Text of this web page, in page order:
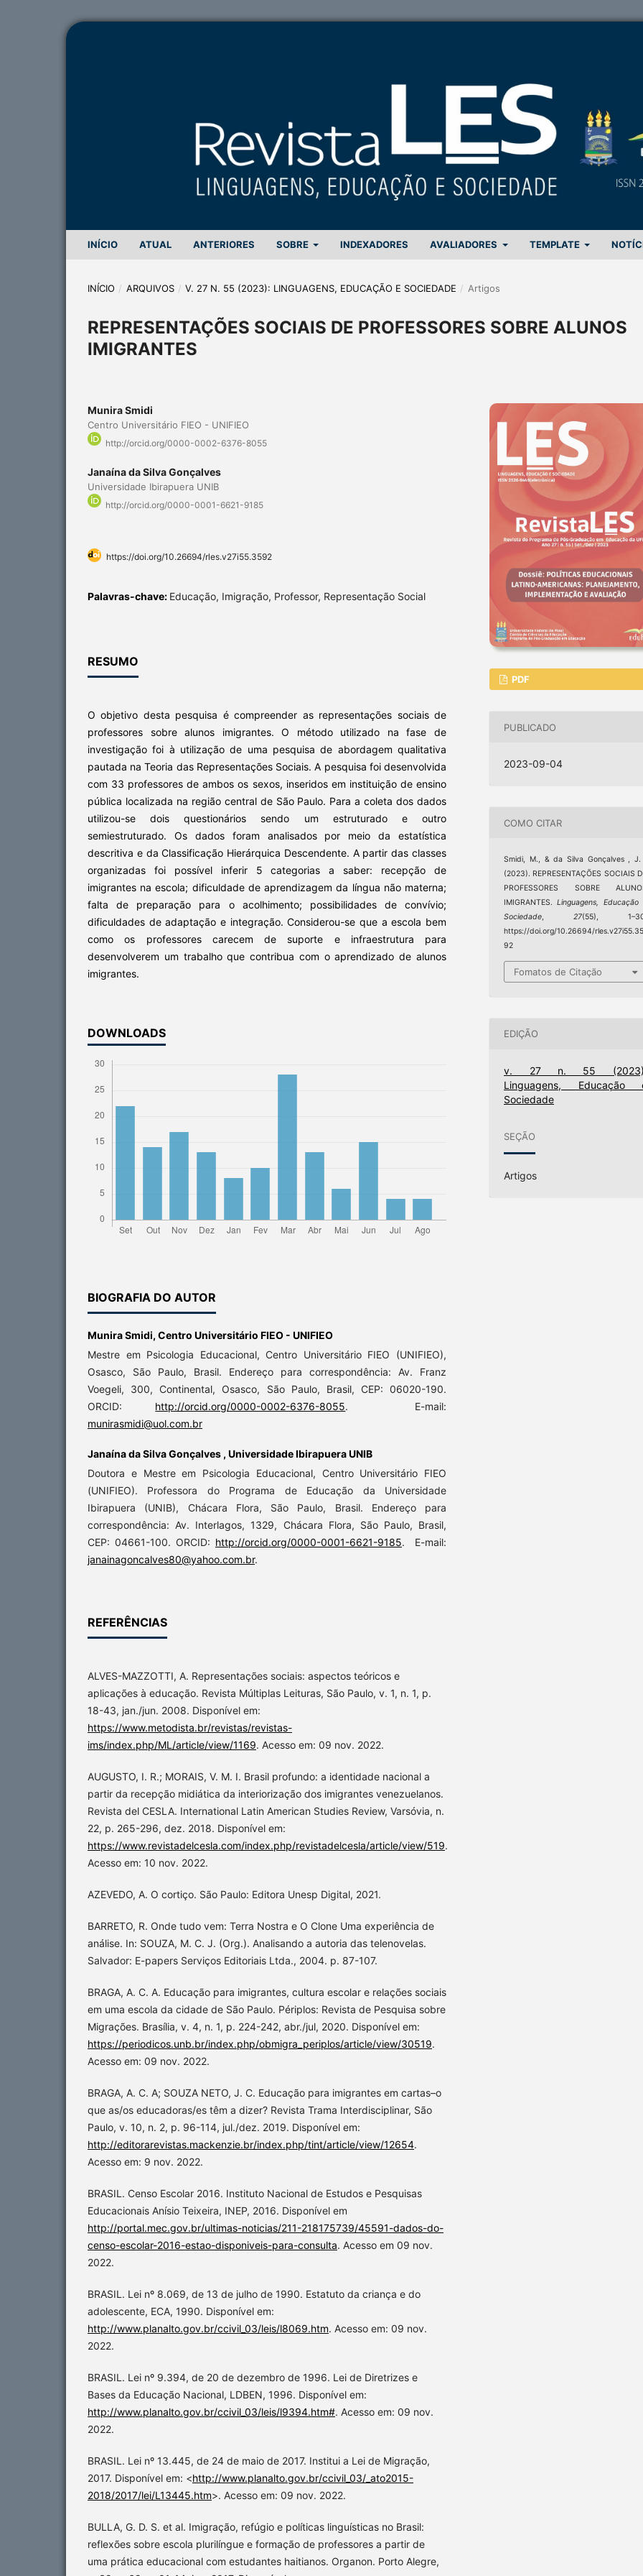
INÍCIO ATUAL ANTERIORES SOBRE INDEXADORES AVALIADORES TEMPLATE
INÍCIO / ARQUIVOS / V. 27 N. 55 (2023): LINGUAGENS, EDUCAÇÃO E SOCIEDADE / Artigos
REPRESENTAÇÕES SOCIAIS DE PROFESSORES SOBRE ALUNOS
IMIGRANTES
Munira Smidi
Centro Universitário FIEO - UNIFIEO
http://orcid.org/0000-0002-6376-8055
Janaína da Silva Gonçalves
Universidade Ibirapuera UNIB
http://orcid.org/0000-0001-6621-9185
https://doi.org/10.26694/rles.v27i55.3592
Palavras-chave: Educação, Imigração, Professor, Representação Social
RESUMO
O objetivo desta pesquisa é compreender as representações sociais de
professores sobre alunos imigrantes. O método utilizado na fase de
investigação foi à utilização de uma pesquisa de abordagem qualitativa
pautada na Teoria das Representações Sociais. A pesquisa foi desenvolvida
com 33 professores de ambos os sexos, inseridos em instituição de ensino
pública localizada na região central de São Paulo. Para a coleta dos dados
utilizou-se dois questionários sendo um estruturado e outro
semiestruturado. Os dados foram analisados por meio da estatística
descritiva e da Classificação Hierárquica Descendente. A partir das classes
organizadas foi possível inferir 5 categorias a saber: recepção de
imigrantes na escola; dificuldade de aprendizagem da língua não materna;
falta de preparação para o acolhimento; possibilidades de convívio;
dificuldades de adaptação e integração. Considerou-se que a escola bem
como os professores carecem de suporte e infraestrutura para
desenvolverem um trabalho que contribua com o aprendizado de alunos
imigrantes.
DOWNLOADS
BIOGRAFIA DO AUTOR
Munira Smidi, Centro Universitário FIEO - UNIFIEO
Mestre em Psicologia Educacional, Centro Universitário FIEO (UNIFIEO),
Osasco, São Paulo, Brasil. Endereço para correspondência: Av. Franz
Voegeli, 300, Continental, Osasco, São Paulo, Brasil, CEP: 06020-190.
ORCID: http://orcid.org/0000-0002-6376-8055. E-mail:
munirasmidi@uol.com.br
Janaína da Silva Gonçalves , Universidade Ibirapuera UNIB
Doutora e Mestre em Psicologia Educacional, Centro Universitário FIEO
(UNIFIEO). Professora do Programa de Educação da Universidade
Ibirapuera (UNIB), Chácara Flora, São Paulo, Brasil. Endereço para
correspondência: Av. Interlagos, 1329, Chácara Flora, São Paulo, Brasil,
CEP: 04661-100. ORCID: http://orcid.org/0000-0001-6621-9185. E-mail:
janainagoncalves80@yahoo.com.br.
REFERÊNCIAS
ALVES-MAZZOTTI, A. Representações sociais: aspectos teóricos e
aplicações à educação. Revista Múltiplas Leituras, São Paulo, v. 1, n. 1, p.
18-43, jan./jun. 2008. Disponível em:
https://www.metodista.br/revistas/revistas-
ims/index.php/ML/article/view/1169. Acesso em: 09 nov. 2022.
AUGUSTO, I. R.; MORAIS, V. M. I. Brasil profundo: a identidade nacional a
partir da recepção midiática da interiorização dos imigrantes venezuelanos.
Revista del CESLA. International Latin American Studies Review, Varsóvia, n.
22, p. 265-296, dez. 2018. Disponível em:
https://www.revistadelcesla.com/index.php/revistadelcesla/article/view/519.
Acesso em: 10 nov. 2022.
AZEVEDO, A. O cortiço. São Paulo: Editora Unesp Digital, 2021.
BARRETO, R. Onde tudo vem: Terra Nostra e O Clone Uma experiência de
análise. In: SOUZA, M. C. J. (Org.). Analisando a autoria das telenovelas.
Salvador: E-papers Serviços Editoriais Ltda., 2004. p. 87-107.
BRAGA, A. C. A. Educação para imigrantes, cultura escolar e relações sociais
em uma escola da cidade de São Paulo. Périplos: Revista de Pesquisa sobre
Migrações. Brasília, v. 4, n. 1, p. 224-242, abr./jul, 2020. Disponível em:
https://periodicos.unb.br/index.php/obmigra_periplos/article/view/30519.
Acesso em: 09 nov. 2022.
BRAGA, A. C. A; SOUZA NETO, J. C. Educação para imigrantes em cartas–o
que as/os educadoras/es têm a dizer? Revista Trama Interdisciplinar, São
Paulo, v. 10, n. 2, p. 96-114, jul./dez. 2019. Disponível em:
http://editorarevistas.mackenzie.br/index.php/tint/article/view/12654.
Acesso em: 9 nov. 2022.
BRASIL. Censo Escolar 2016. Instituto Nacional de Estudos e Pesquisas
Educacionais Anísio Teixeira, INEP, 2016. Disponível em
http://portal.mec.gov.br/ultimas-noticias/211-218175739/45591-dados-do-
censo-escolar-2016-estao-disponiveis-para-consulta. Acesso em 09 nov.
2022.
BRASIL. Lei nº 8.069, de 13 de julho de 1990. Estatuto da criança e do
adolescente, ECA, 1990. Disponível em:
http://www.planalto.gov.br/ccivil_03/leis/l8069.htm. Acesso em: 09 nov.
2022.
BRASIL. Lei nº 9.394, de 20 de dezembro de 1996. Lei de Diretrizes e
Bases da Educação Nacional, LDBEN, 1996. Disponível em:
http://www.planalto.gov.br/ccivil_03/leis/l9394.htm#. Acesso em: 09 nov.
2022.
BRASIL. Lei nº 13.445, de 24 de maio de 2017. Institui a Lei de Migração,
2017. Disponível em: <http://www.planalto.gov.br/ccivil_03/_ato2015-
2018/2017/lei/L13445.htm>. Acesso em: 09 nov. 2022.
BULLA, G. D. S. et al. Imigração, refúgio e políticas linguísticas no Brasil:
reflexões sobre escola plurilíngue e formação de professores a partir de
uma prática educacional com estudantes haitianos. Organon. Porto Alegre,
PDF
PUBLICADO
2023-09-04
COMO CITAR
Smidi, M., & da Silva Gonçalves ,
(2023). REPRESENTAÇÕES SOCIAIS
PROFESSORES SOBRE
IMIGRANTES.Linguagens, Educação
Sociedade, 27(55),
https://doi.org/10.26694/
92
Fomatos de Citação
EDIÇÃO
v. 27 n. 55
Linguagens, Educação
Sociedade
SEÇÃO
Artigos